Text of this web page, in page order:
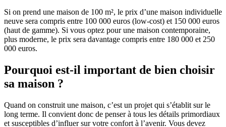
Si on prend une maison de 100 m², le prix d’une maison individuelle
neuve sera compris entre 100 000 euros (low-cost) et 150 000 euros
(haut de gamme). Si vous optez pour une maison contemporaine,
plus moderne, le prix sera davantage compris entre 180 000 et 250
000 euros.
Pourquoi est-il important de bien choisir
sa maison ?
Quand on construit une maison, c’est un projet qui s’établit sur le
long terme. Il convient donc de penser à tous les détails primordiaux
et susceptibles d’influer sur votre confort à l’avenir. Vous devez